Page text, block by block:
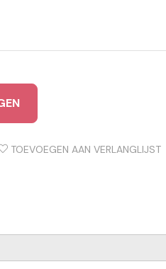
TOEVOEGEN AAN VERLANGLIJST